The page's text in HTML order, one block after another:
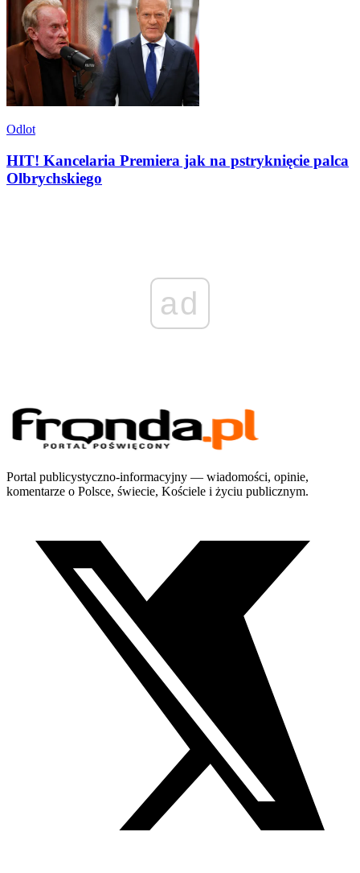
Odlot
HIT! Kancelaria Premiera jak na pstryknięcie palca
Olbrychskiego
ad
Portal publicystyczno-informacyjny — wiadomości, opinie,
komentarze o Polsce, świecie, Kościele i życiu publicznym.